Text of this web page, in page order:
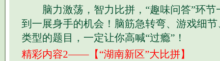
脑力激荡，智力比拼，“趣味问答”环节
到一展身手的机会！脑筋急转弯、游戏细
类型的题目，一定让你高喊“过瘾”！
精彩内容2——【“湖南新区”大比拼】